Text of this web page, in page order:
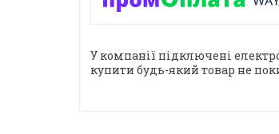
У компанії підключені
купити будь-який товар не